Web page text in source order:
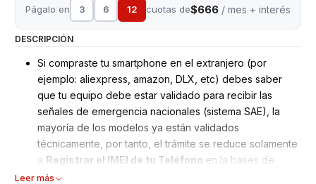
Págalo en 3 6 12 cuotas de$666 / mes + interés
DESCRIPCIÓN
Si compraste tu smartphone en el extranjero (por
ejemplo: aliexpress, amazon, DLX, etc) debes saber
que tu equipo debe estar validado para recibir las
señales de emergencia nacionales (sistema SAE), la
mayoría de los modelos ya están validados
técnicamente, por tanto, el trámite se reduce solamente
a Registrar el IMEI de tu Teléfono en la bases de
datos nacional.
Leer más